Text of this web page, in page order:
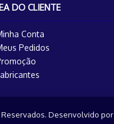
DO CLIENTE
Conta
Pedidos
Desenvolvido por